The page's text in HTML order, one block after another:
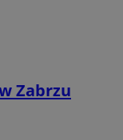
Zabrzu